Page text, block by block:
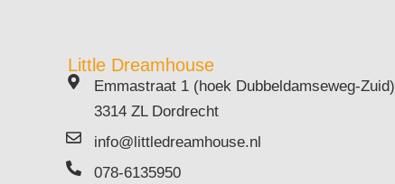
Little Dreamhouse
Emmastraat 1 (hoek Dubbeldamseweg-Zuid)
3314 ZL Dordrecht
info@littledreamhouse.nl
078-6135950